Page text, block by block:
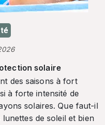
solaire
des saisons à fort
à forte intensité de
solaires. Que faut-il
de soleil et bien